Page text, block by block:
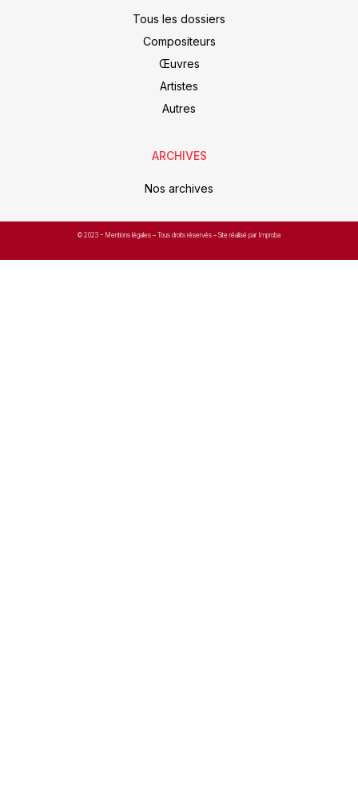
Tous les dossiers
Compositeurs
Œuvres
Artistes
Autres
ARCHIVES
Nos archives
© 2023 – Mentions légales – Tous droits réservés – Site réalisé par Improba